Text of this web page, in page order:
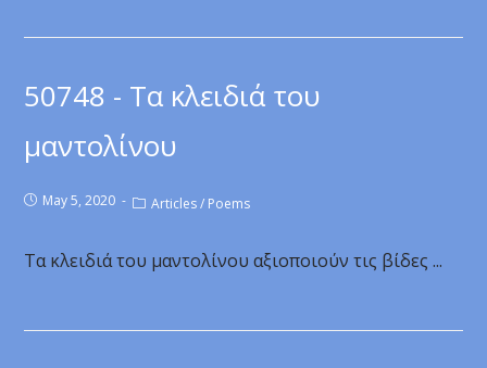
50748 - Τα κλειδιά του
μαντολίνου
May 5, 2020 Articles / Poems
Τα κλειδιά του μαντολίνου αξιοποιούν τις βίδες ...